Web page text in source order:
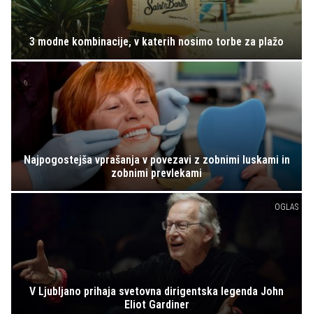
3 modne kombinacije, v katerih nosimo torbe za plažo
Najpogostejša vprašanja v povezavi z zobnimi luskami in
zobnimi prevlekami
OGLAS
V Ljubljano prihaja svetovna dirigentska legenda John
Eliot Gardiner